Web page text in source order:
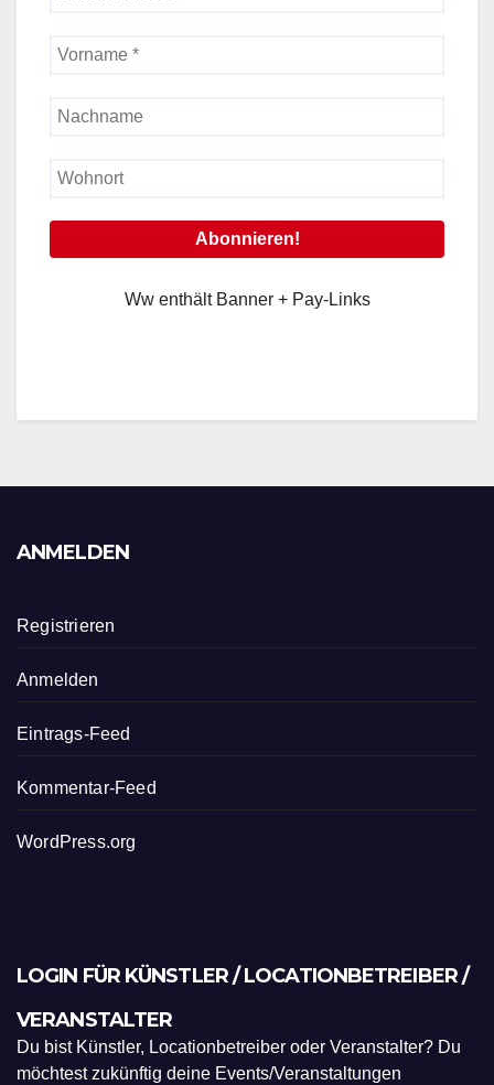
Ww enthält Banner + Pay-Links
ANMELDEN
Registrieren
Anmelden
Eintrags-Feed
Kommentar-Feed
WordPress.org
LOGIN FÜR KÜNSTLER / LOCATIONBETREIBER /
VERANSTALTER
Du bist Künstler, Locationbetreiber oder Veranstalter? Du
möchtest zukünftig deine Events/Veranstaltungen